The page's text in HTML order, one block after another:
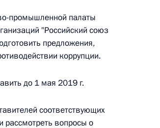
об административных
и Правительством
металлами,
промышленной палаты
"Российский союз
предложения,
коррупции.
до 1 мая 2019 г.
соответствующих
рассмотреть вопросы о